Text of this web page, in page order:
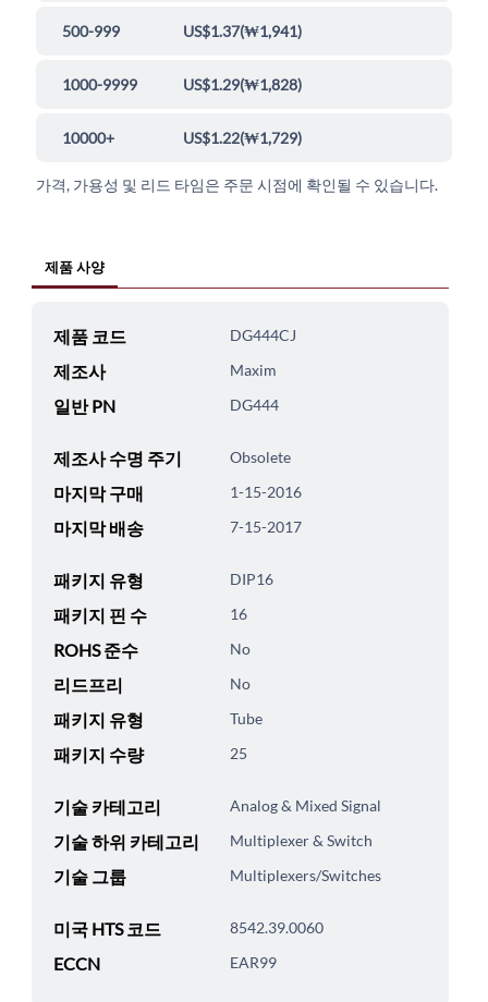
500-999 US$1.37(₩1,941)
1000-9999 US$1.29(₩1,828)
10000+ US$1.22(₩1,729)
가격, 가용성 및 리드 타임은 주문 시점에 확인될 수 있습니다.
제품 사양
제품 코드 DG444CJ
제조사 Maxim
일반 PN DG444
제조사 수명 주기 Obsolete
마지막 구매 1-15-2016
마지막 배송 7-15-2017
패키지 유형 DIP16
패키지 핀 수 16
ROHS 준수 No
리드프리 No
패키지 유형 Tube
패키지 수량 25
기술 카테고리 Analog & Mixed Signal
기술 하위 카테고리 Multiplexer & Switch
기술 그룹 Multiplexers/Switches
미국 HTS 코드 8542.39.0060
ECCN EAR99